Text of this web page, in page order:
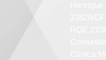
23826/
RQE
Clínica